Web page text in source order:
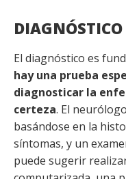
El diagnóstico es
hay una prueba
diagnosticar la
certeza. El
basándose en la
síntomas, y un
puede sugerir